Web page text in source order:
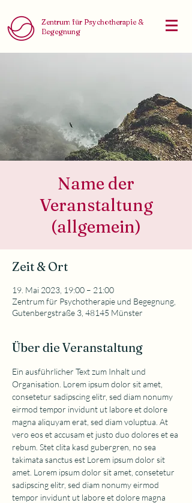
Zentrum für Psychotherapie &
Begegnung
Name der
Veranstaltung
(allgemein)
Zeit & Ort
19. Mai 2023, 19:00 – 21:00
Zentrum für Psychotherapie und Begegnung,
Gutenbergstraße 3, 48145 Münster
Über die Veranstaltung
Ein ausführlicher Text zum Inhalt und
Organisation. Lorem ipsum dolor sit amet,
consetetur sadipscing elitr, sed diam nonumy
eirmod tempor invidunt ut labore et dolore
magna aliquyam erat, sed diam voluptua. At
vero eos et accusam et justo duo dolores et ea
rebum. Stet clita kasd gubergren, no sea
takimata sanctus est Lorem ipsum dolor sit
amet. Lorem ipsum dolor sit amet, consetetur
sadipscing elitr, sed diam nonumy eirmod
tempor invidunt ut labore et dolore magna